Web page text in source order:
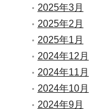
2025年3月
2025年2月
2025年1月
2024年12月
2024年11月
2024年10月
2024年9月